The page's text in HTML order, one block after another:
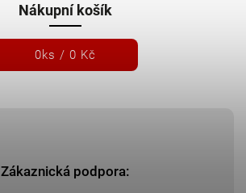
Zákaznická podpora:
Nákupní košík
0ks / 0 Kč